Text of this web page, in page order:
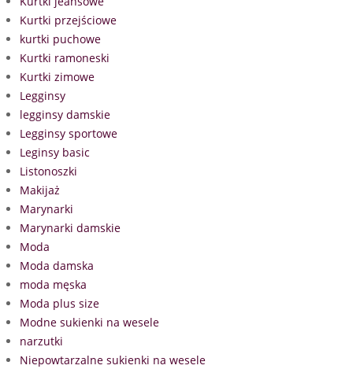
Kurtki przejściowe
kurtki puchowe
Kurtki ramoneski
Kurtki zimowe
Legginsy
legginsy damskie
Legginsy sportowe
Leginsy basic
Listonoszki
Makijaż
Marynarki
Marynarki damskie
Moda
Moda damska
moda męska
Moda plus size
Modne sukienki na wesele
narzutki
Niepowtarzalne sukienki na wesele